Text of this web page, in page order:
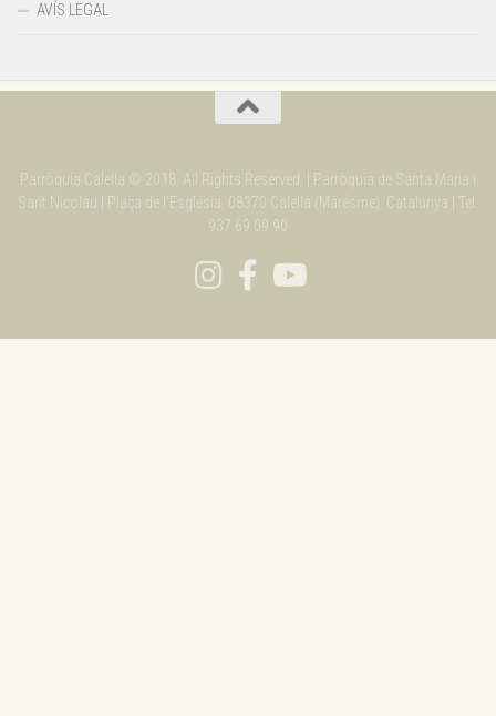
AVÍS LEGAL
Parròquia Calella © 2018. All Rights Reserved. | Parròquia de Santa Maria i
Sant Nicolau | Plaça de l'Església. 08370 Calella (Maresme). Catalunya | Tel.
937 69 09 90